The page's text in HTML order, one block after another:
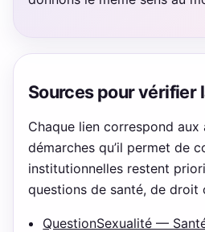
Sources pour vérifier
Chaque lien correspond
démarches qu’il permet de
institutionnelles restent
questions de santé, de droit
QuestionSexualité —